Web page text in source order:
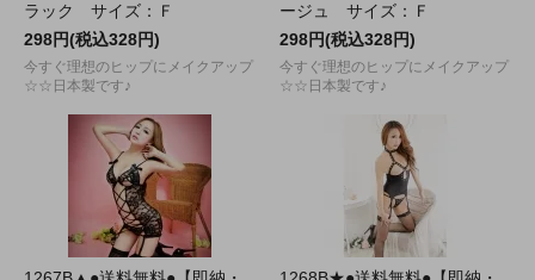
ラック サイズ：Ｆ
298円(税込328円)
今すぐ理想のヒップにメイクアップ
☆☆日本製です♪
ージュ サイズ：Ｆ
298円(税込328円)
今すぐ理想のヒップにメイクアップ
☆☆日本製です♪